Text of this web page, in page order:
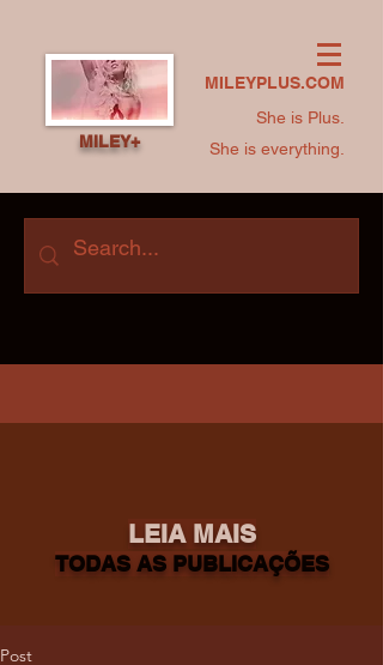
MILEYPLUS.COM
She is Plus.
She is everything.
MILEY+
LEIA MAIS
TODAS AS PUBLICAÇÕES
Post